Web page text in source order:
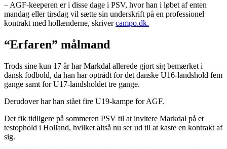
– AGF-keeperen er i disse dage i PSV, hvor han i løbet af enten
mandag eller tirsdag vil sætte sin underskrift på en professionel
kontrakt med hollænderne, skrivercampo.dk.
“Erfaren” målmand
Trods sine kun 17 år har Markdal allerede gjort sig bemærket i
dansk fodbold, da han har optrådt for det danske U16-landshold fem
gange samt for U17-landsholdet tre gange.
Derudover har han stået fire U19-kampe for AGF.
Det fik tidligere på sommeren PSV til at invitere Markdal på et
testophold i Holland, hvilket altså nu ser ud til at kaste en kontrakt af
sig.